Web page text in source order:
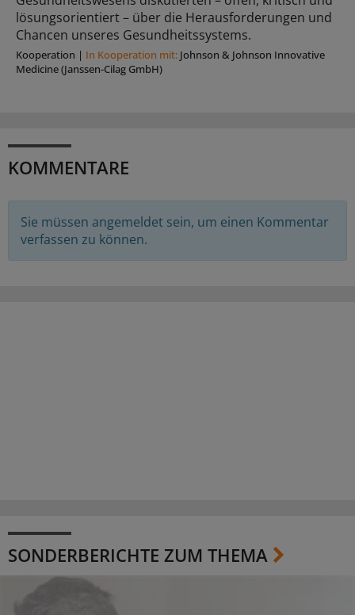
lösungsorientiert – über die Herausforderungen und
Chancen unseres Gesundheitssystems.
Kooperation | In Kooperation mit: Johnson & Johnson Innovative
Medicine (Janssen-Cilag GmbH)
KOMMENTARE
Sie müssen angemeldet sein, um einen Kommentar
verfassen zu können.
SONDERBERICHTE ZUM THEMA